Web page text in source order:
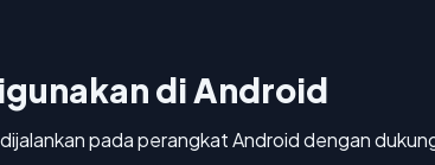
di Android
pada perangkat Android dengan